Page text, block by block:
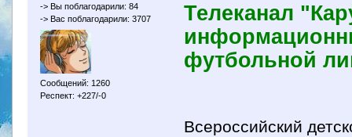
-> Вы поблагодарили: 84
-> Вас поблагодарили: 3707
Сообщений: 1260
Респект: +227/-0
Телеканал
футбольной
Всероссийский